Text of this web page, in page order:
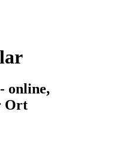
online,
Ort